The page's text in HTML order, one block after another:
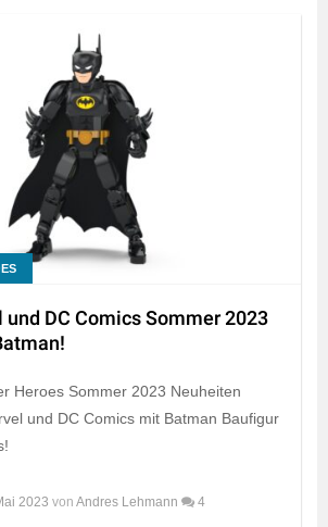
und DC Comics Sommer 2023
Heroes Sommer 2023 Neuheiten
und DC Comics mit Batman Baufigur
2023 von Andres Lehmann 4